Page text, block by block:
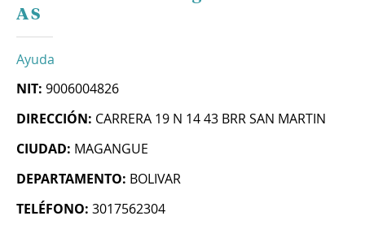
A S
Ayuda
NIT: 9006004826
DIRECCIÓN: CARRERA 19 N 14 43 BRR SAN MARTIN
CIUDAD: MAGANGUE
DEPARTAMENTO: BOLIVAR
TELÉFONO: 3017562304